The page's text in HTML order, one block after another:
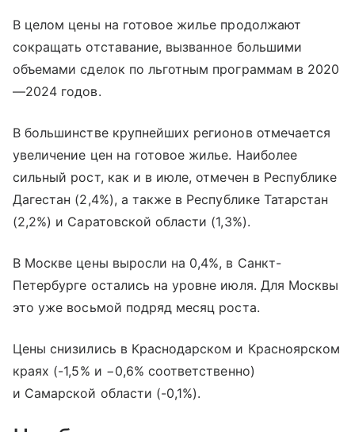
В целом цены на готовое жилье продолжают
сокращать отставание, вызванное большими
объемами сделок по льготным программам в 2020
—2024 годов.
В большинстве крупнейших регионов отмечается
увеличение цен на готовое жилье. Наиболее
сильный рост, как и в июле, отмечен в Республике
Дагестан (2,4%), а также в Республике Татарстан
(2,2%) и Саратовской области (1,3%).
В Москве цены выросли на 0,4%, в Санкт-
Петербурге остались на уровне июля. Для Москвы
это уже восьмой подряд месяц роста.
Цены снизились в Краснодарском и Красноярском
краях (-1,5% и −0,6% соответственно)
и Самарской области (-0,1%).